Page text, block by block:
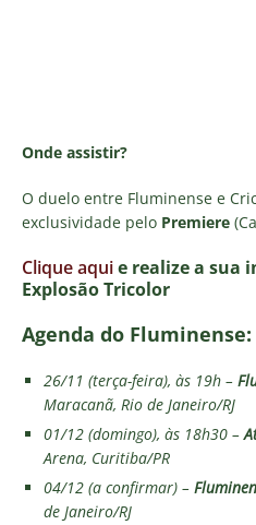
Onde assistir?
O duelo entre Fluminense e
exclusividade pelo Premiere
Clique aquie realize a sua
Explosão Tricolor
Agenda do Fluminense:
26/11 (terça-feira), às 19h –
Maracanã, Rio de Janeiro/RJ
01/12 (domingo), às 18h30 –
Arena, Curitiba/PR
04/12 (a confirmar) –
de Janeiro/RJ